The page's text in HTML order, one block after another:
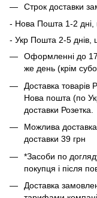
Строк доставки
- Нова Пошта 1-2 дні,
- Укр Пошта 2-5 днів,
Оформленні до
же день (крім
Доставка товарів
Нова пошта (по
доставки Розетка.
Можлива доставка
доставки 39 грн
*Засоби по
покупця і після
Доставка